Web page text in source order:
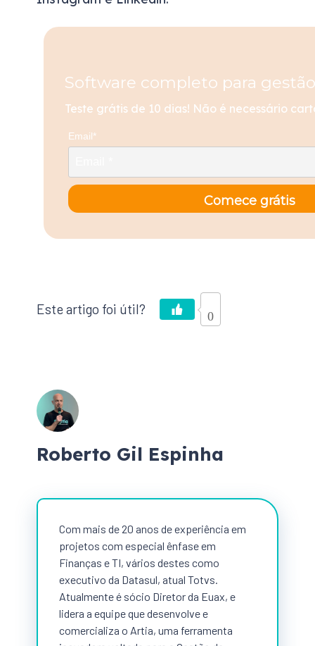
Software completo para
Teste grátis de 10 dias! Não é necessário
Email*
Comece grátis
0
Roberto Gil Espinha
Com mais de 20 anos de experiência em
projetos com especial ênfase em
Finanças e TI, vários destes como
executivo da Datasul, atual Totvs.
Atualmente é sócio Diretor da Euax, e
lidera a equipe que desenvolve e
comercializa o Artia, uma ferramenta